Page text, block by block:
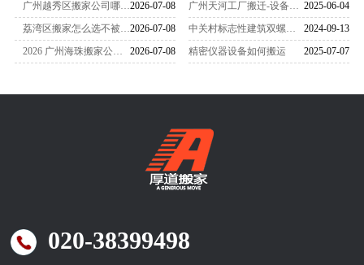
2026-07-08
广州越秀区搬家公司哪些是黑中介？上班族防中途加价、物品损坏完整提醒
2026-07-08
荔湾区搬家怎么选不被加价？广州本地正规搬家公司避坑全攻略
2026-07-08
2026 广州海珠搬家公司避坑大全，租房搬迁不被临时加价实操方法
2025-06-04
广州天河工厂搬迁-设备搬迁要注意什么？
2024-09-13
中关村标志性建筑双螺旋雕塑搬家-
2025-07-07
精密仪器设备如何搬运
020-38399498